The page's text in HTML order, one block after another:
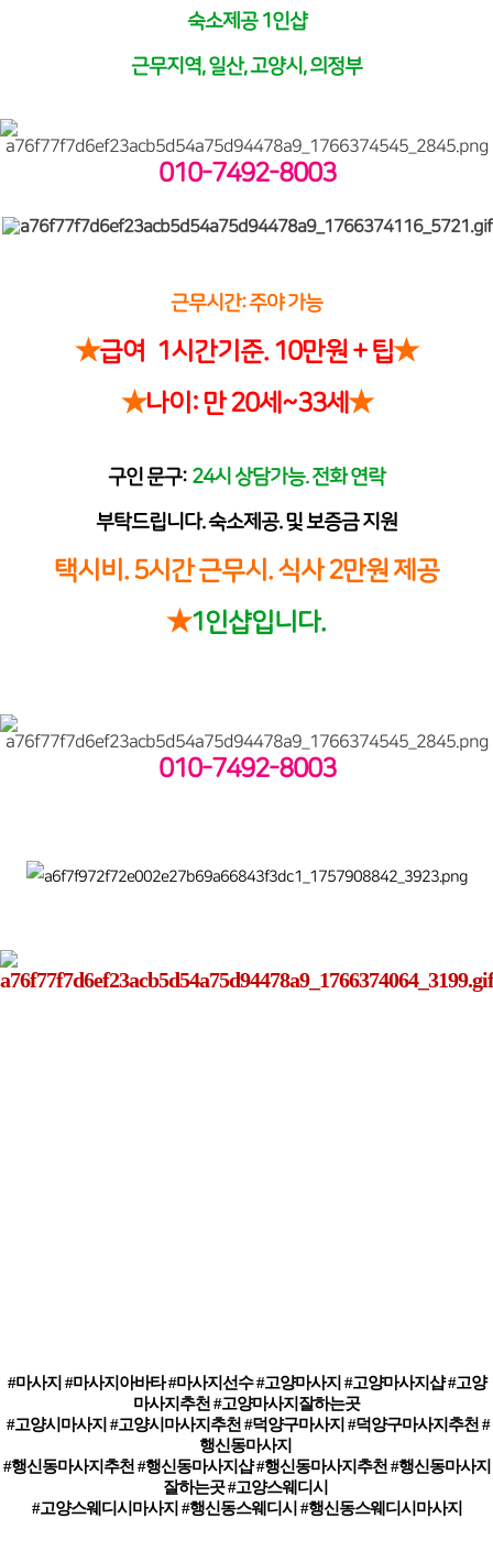
숙소제공 1인샵
근무지역, 일산, 고양시, 의정부
010-7492-8003
근무시간: 주야 가능
★급여 1시간기준. 10만원 + 팁★
★나이: 만 20세~33세★
구인 문구: 24시 상담가능. 전화 연락
부탁드립니다. 숙소제공. 및 보증금 지원
택시비. 5시간 근무시. 식사 2만원 제공
★1인샵입니다.
010-7492-8003
#마사지 #마사지아바타 #마사지선수 #고양마사지 #고양마사지샵 #고양
마사지추천 #고양마사지잘하는곳
#고양시마사지 #고양시마사지추천 #덕양구마사지 #덕양구마사지추천 #
행신동마사지
#행신동마사지추천 #행신동마사지샵 #행신동마사지추천 #행신동마사지
잘하는곳 #고양스웨디시
#고양스웨디시마사지 #행신동스웨디시 #행신동스웨디시마사지